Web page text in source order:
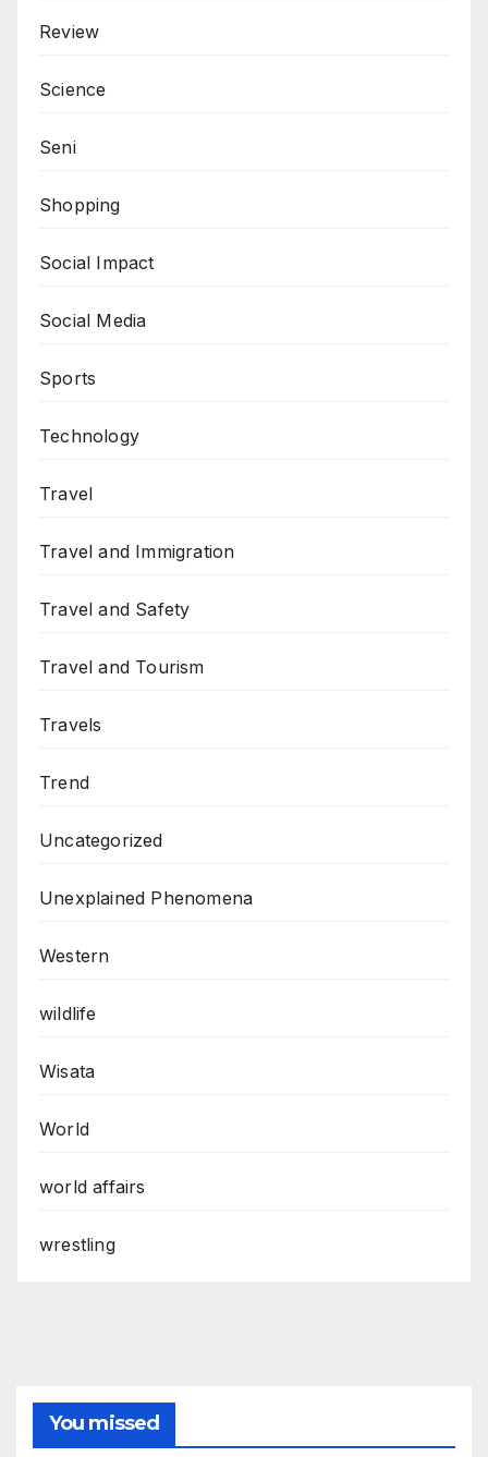
Review
Science
Seni
Shopping
Social Impact
Social Media
Sports
Technology
Travel
Travel and Immigration
Travel and Safety
Travel and Tourism
Travels
Trend
Uncategorized
Unexplained Phenomena
Western
wildlife
Wisata
World
world affairs
wrestling
You missed